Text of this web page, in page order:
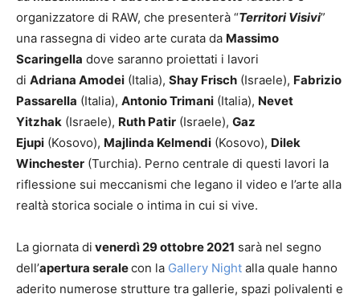
organizzatore di RAW, che presenterà “Territori Visivi”
una rassegna di video arte curata da Massimo
Scaringella dove saranno proiettati i lavori
di Adriana Amodei (Italia), Shay Frisch (Israele), Fabrizio
Passarella (Italia), Antonio Trimani (Italia), Nevet
Yitzhak (Israele), Ruth Patir (Israele), Gaz
Ejupi (Kosovo), Majlinda Kelmendi (Kosovo), Dilek
Winchester (Turchia). Perno centrale di questi lavori la
riflessione sui meccanismi che legano il video e l’arte alla
realtà storica sociale o intima in cui si vive.
La giornata di venerdì 29 ottobre 2021 sarà nel segno
dell’apertura seralecon la Gallery Night alla quale hanno
aderito numerose strutture tra gallerie, spazi polivalenti e